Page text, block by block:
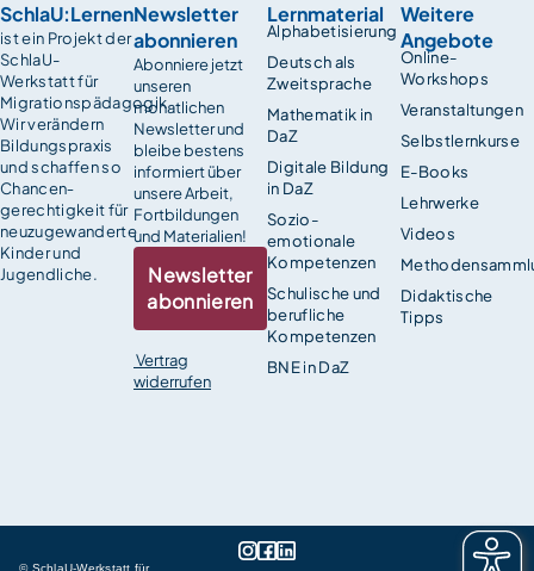
SchlaU:Lernen
ist ein Projekt der
SchlaU-
Werkstatt für
Migrationspädagogik.
Wir verändern
Bildungspraxis
und schaffen so
Chancen­
gerechtigkeit für
neuzugewanderte
Kinder und
Jugendliche.
Lernmaterial
Alphabetisierung
Deutsch als
Zweitsprache
Mathematik in
DaZ
Digitale Bildung
in DaZ
Sozio-
emotionale
Kompetenzen
Schulische und
berufliche
Kompetenzen
BNE in DaZ
Weitere
Angebote
Online-
Workshops
Veranstaltungen
Selbstlernkurse
E-Books
Lehrwerke
Videos
Didaktische
Tipps
Newsletter
abonnieren
Abonniere jetzt
unseren
monatlichen
Newsletter und
bleibe bestens
informiert über
unsere Arbeit,
Fortbildungen
und Materialien!
Newsletter
abonnieren
Vertrag
widerrufen
© SchlaU-Werkstatt für